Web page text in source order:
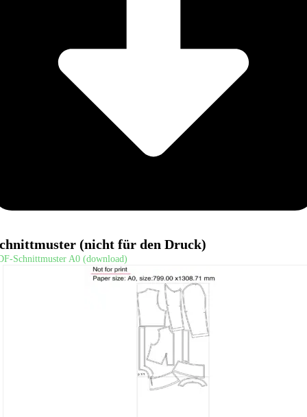
(nicht für den Druck)
Schnittmuster A0 (download)